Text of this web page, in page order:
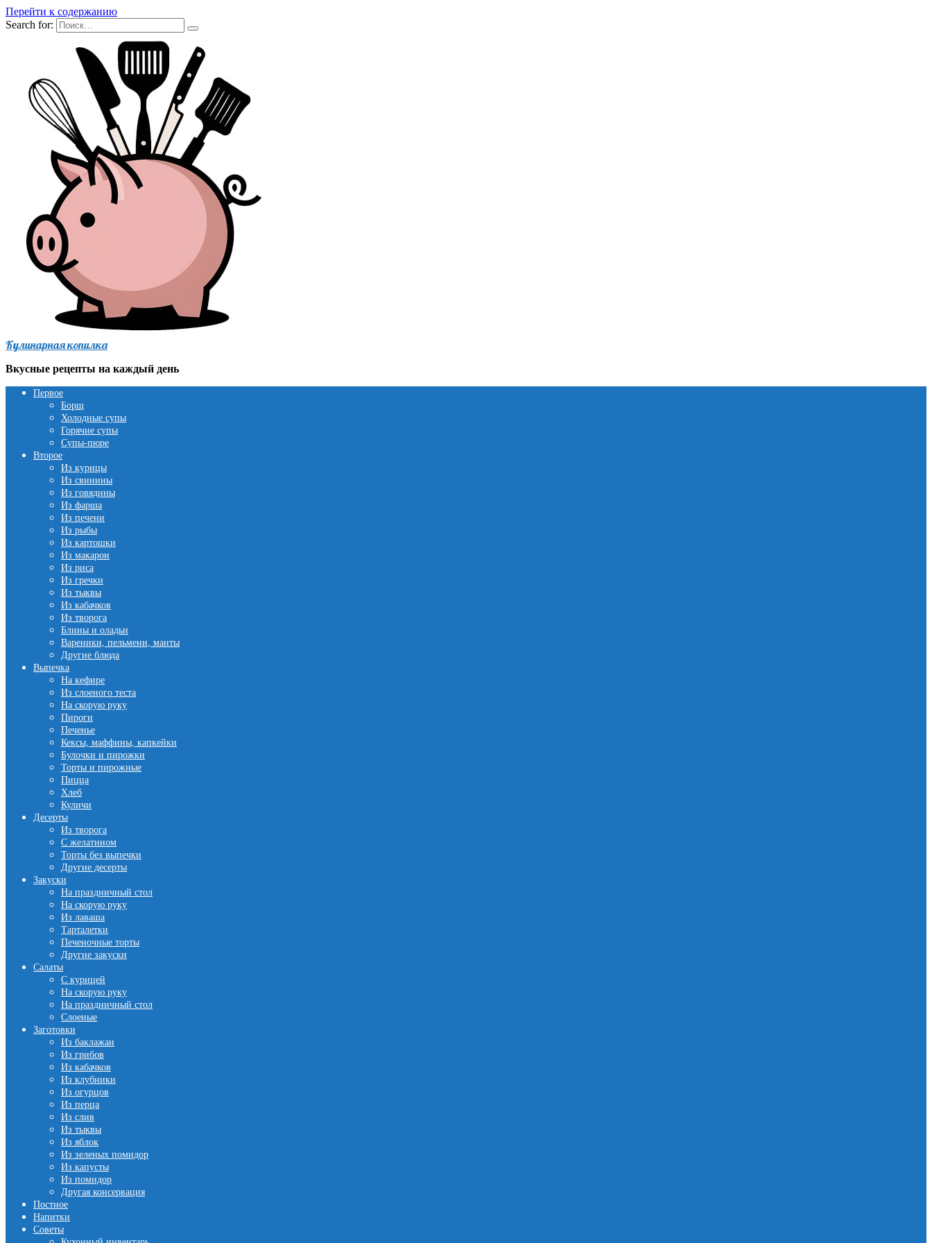
Перейти к содержанию
Search for:
Кулинарная копилка
Вкусные рецепты на каждый день
Первое
Борщ
Холодные супы
Горячие супы
Супы-пюре
Второе
Из курицы
Из свинины
Из говядины
Из фарша
Из печени
Из рыбы
Из картошки
Из макарон
Из риса
Из гречки
Из тыквы
Из кабачков
Из творога
Блины и оладьи
Вареники, пельмени, манты
Другие блюда
Выпечка
На кефире
Из слоеного теста
На скорую руку
Пироги
Печенье
Кексы, маффины, капкейки
Булочки и пирожки
Торты и пирожные
Пицца
Хлеб
Куличи
Десерты
Из творога
С желатином
Торты без выпечки
Другие десерты
Закуски
На праздничный стол
На скорую руку
Из лаваша
Тарталетки
Печеночные торты
Другие закуски
Салаты
С курицей
На скорую руку
На праздничный стол
Слоеные
Заготовки
Из баклажан
Из грибов
Из кабачков
Из клубники
Из огурцов
Из перца
Из слив
Из тыквы
Из яблок
Из зеленых помидор
Из капусты
Из помидор
Другая консервация
Постное
Напитки
Советы